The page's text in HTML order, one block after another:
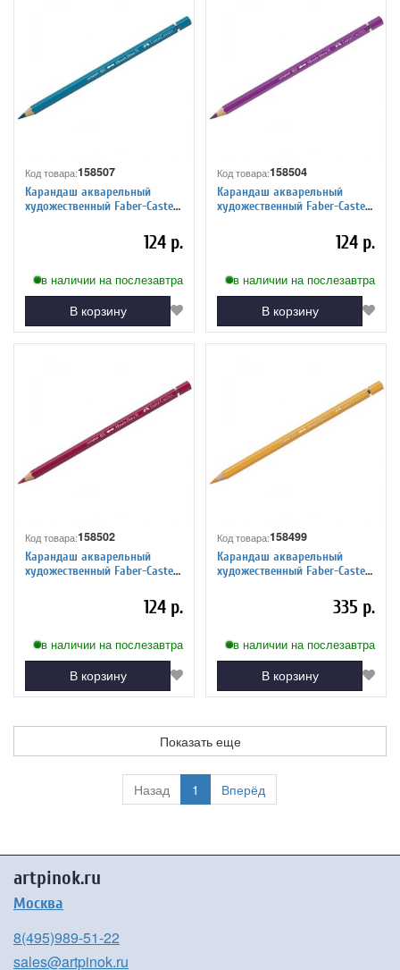
Код товара:158507
Карандаш акварельный
художественный Faber-Castell
кобальтовый бирюзовый124 р.
в наличии на послезавтра
В корзину
Код товара:158504
Карандаш акварельный
художественный Faber-Castell
124 р.
в наличии на послезавтра
В корзину
Код товара:158502
Карандаш акварельный
художественный Faber-Castell
124 р.
в наличии на послезавтра
В корзину
Код товара:158499
Карандаш акварельный
художественный Faber-Castell
335 р.
в наличии на послезавтра
В корзину
Показать еще
Назад 1 Вперёд
artpinok.ru
Москва
8(495)989-51-22
sales@artpinok.ru